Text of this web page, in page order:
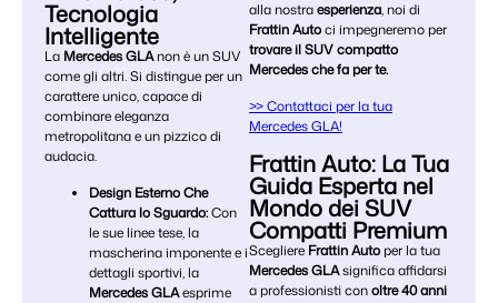
Tecnologia
Intelligente
La Mercedes GLAnon è un SUV
come gli altri. Si distingue per un
carattere unico, capace di
combinare eleganza
metropolitana e un pizzico di
audacia.
Design Esterno Che
Cattura lo Sguardo:Con
le sue linee tese, la
mascherina imponente e i
dettagli sportivi, la
Mercedes GLAesprime
alla nostraesperienza, noi di
Frattin Autoci impegneremo per
trovare il SUV compatto
Mercedes che fa per te.
>> Contattaci per la tua
Mercedes GLA!
Frattin Auto: La Tua
Guida Esperta nel
Mondo dei SUV
Compatti Premium
Scegliere Frattin Autoper la tua
Mercedes GLAsignifica affidarsi
a professionisti conoltre 40 anni